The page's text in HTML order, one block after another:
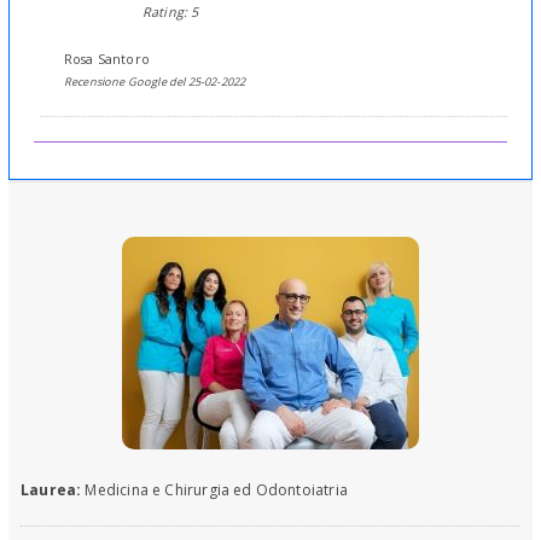
Rating: 5
Rosa Santoro
Recensione Google del 25-02-2022
Laurea: Medicina e Chirurgia ed Odontoiatria